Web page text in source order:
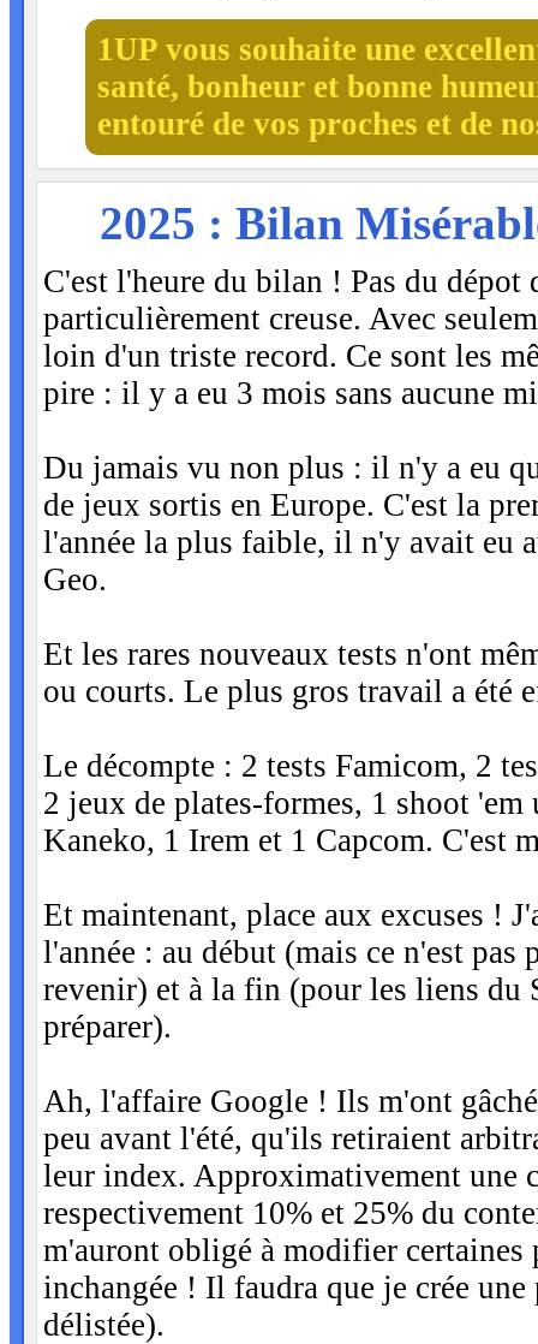
1UP vous souhaite une
santé, bonheur et bonne
entouré de vos proches et de
2025 : Bilan
C'est l'heure du bilan ! Pas du dépot
particulièrement creuse. Avec
loin d'un triste record. Ce sont les
pire : il y a eu 3 mois sans aucune
Du jamais vu non plus : il n'y a eu
de jeux sortis en Europe. C'est la
l'année la plus faible, il n'y avait eu
Geo.
Et les rares nouveaux tests n'ont
ou courts. Le plus gros travail a été
Le décompte : 2 tests Famicom, 2
2 jeux de plates-formes, 1 shoot
Kaneko, 1 Irem et 1 Capcom. C'est
Et maintenant, place aux excuses !
l'année : au début (mais ce n'est
revenir) et à la fin (pour les liens du
préparer).
Ah, l'affaire Google ! Ils m'ont
peu avant l'été, qu'ils retiraient
leur index. Approximativement une
respectivement 10% et 25% du
m'auront obligé à modifier
inchangée ! Il faudra que je crée
délistée).